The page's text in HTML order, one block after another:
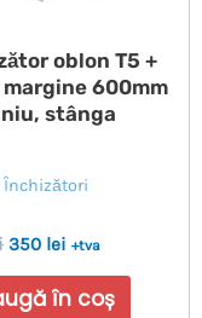
oblon T5 +
600mm
stânga
Închizători
350 lei +tva
în coș